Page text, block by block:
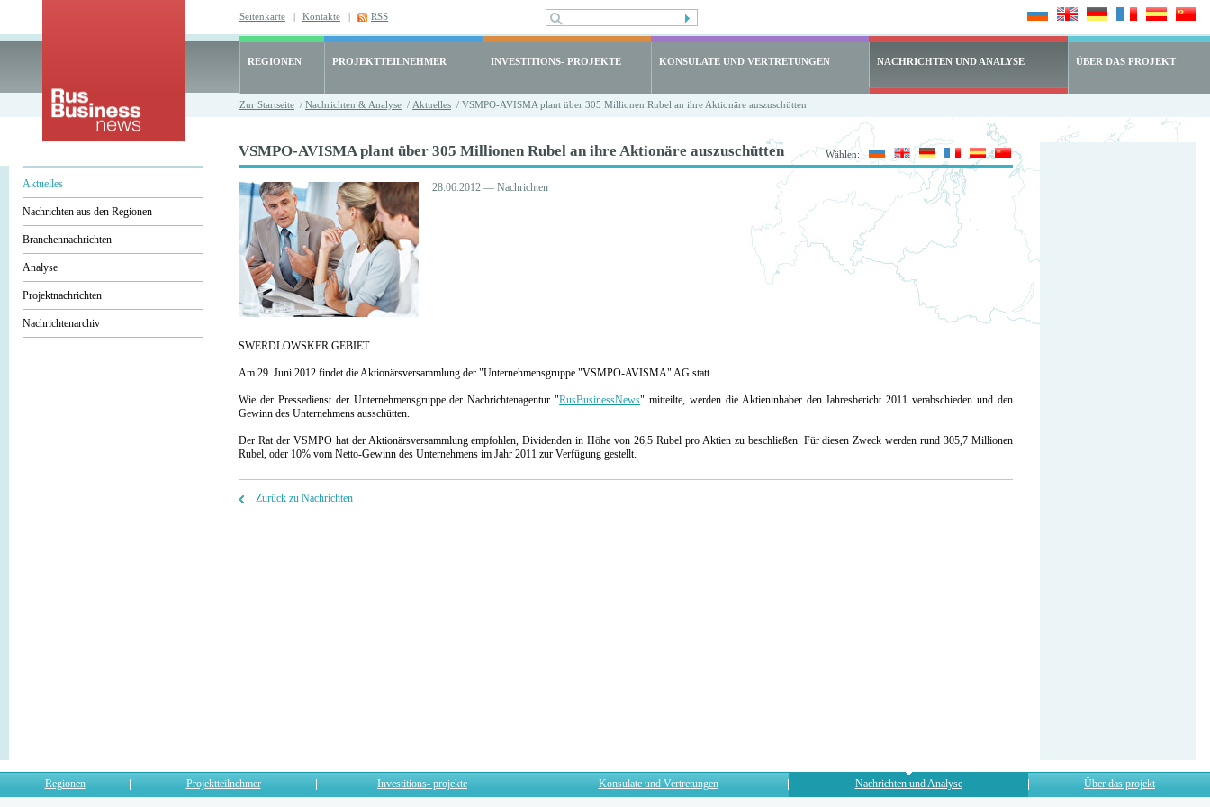
Seitenkarte | Kontakte | RSS
REGIONEN PROJEKTTEILNEHMER INVESTITIONS- PROJEKTE KONSULATE UND VERTRETUNGEN NACHRICHTEN UND ANALYSE ÜBER DAS PROJEKT
Zur Startseite / Nachrichten & Analyse / Aktuelles / VSMPO-AVISMA plant über 305 Millionen Rubel an ihre Aktionäre auszuschütten
Wählen:
Aktuelles
Nachrichten aus den Regionen
Branchennachrichten
Analyse
Projektnachrichten
Nachrichtenarchiv
VSMPO-AVISMA plant über 305 Millionen Rubel an ihre Aktionäre auszuschütten
28.06.2012 — Nachrichten
SWERDLOWSKER GEBIET.
Am 29. Juni 2012 findet die Aktionärsversammlung der "Unternehmensgruppe "VSMPO-AVISMA" AG statt.
Wie der Pressedienst der Unternehmensgruppe der Nachrichtenagentur "RusBusinessNews" mitteilte, werden die Aktieninhaber den Jahresbericht 2011 verabschieden und den
Gewinn des Unternehmens ausschütten.
Der Rat der VSMPO hat der Aktionärsversammlung empfohlen, Dividenden in Höhe von 26,5 Rubel pro Aktien zu beschließen. Für diesen Zweck werden rund 305,7 Millionen
Rubel, oder 10% vom Netto-Gewinn des Unternehmens im Jahr 2011 zur Verfügung gestellt.
Zurück zu Nachrichten
Regionen Projektteilnehmer Investitions- projekte Konsulate und Vertretungen Nachrichten und Analyse Über das projekt